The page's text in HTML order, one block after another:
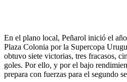
En el plano local, Peñarol inició el
Plaza Colonia por la Supercopa
obtuvo siete victorias, tres fracasos,
goles. Por ello, y por el bajo
prepara con fuerzas para el segundo